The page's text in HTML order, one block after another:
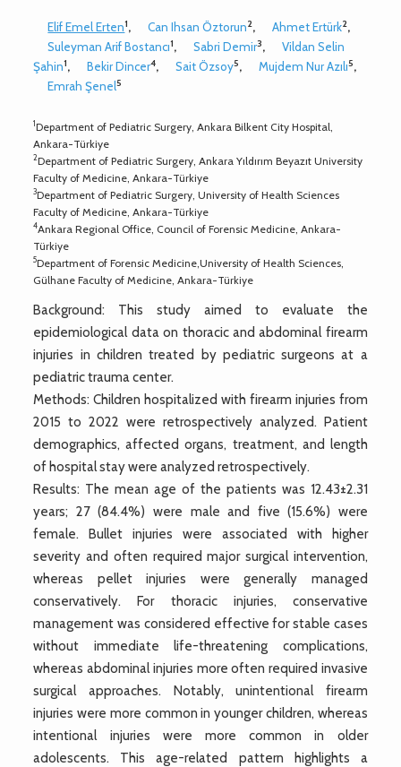
Elif Emel Erten1, Can Ihsan Öztorun2, Ahmet Ertürk2,
Suleyman Arif Bostancı1, Sabri Demir3,
Vildan Selin
Şahin1, Bekir Dincer4, Sait Özsoy5, Mujdem Nur Azılı5,
Emrah Şenel5
1Department of Pediatric Surgery, Ankara Bilkent City Hospital,
Ankara-Türkiye
2Department of Pediatric Surgery, Ankara Yıldırım Beyazıt University
Faculty of Medicine, Ankara-Türkiye
3Department of Pediatric Surgery, University of Health Sciences
Faculty of Medicine, Ankara-Türkiye
4Ankara Regional Office, Council of Forensic Medicine, Ankara-
Türkiye
5Department of Forensic Medicine,University of Health Sciences,
Gülhane Faculty of Medicine, Ankara-Türkiye
Background: This study aimed to evaluate the
epidemiological data on thoracic and abdominal firearm
injuries in children treated by pediatric surgeons at a
pediatric trauma center.
Methods: Children hospitalized with firearm injuries from
2015 to 2022 were retrospectively analyzed. Patient
demographics, affected organs, treatment, and length
of hospital stay were analyzed retrospectively.
Results: The mean age of the patients was 12.43±2.31
years; 27 (84.4%) were male and five (15.6%) were
female. Bullet injuries were associated with higher
severity and often required major surgical intervention,
whereas pellet injuries were generally managed
conservatively. For thoracic injuries, conservative
management was considered effective for stable cases
without immediate life-threatening complications,
whereas abdominal injuries more often required invasive
surgical approaches. Notably, unintentional firearm
injuries were more common in younger children, whereas
intentional injuries were more common in older
adolescents. This age-related pattern highlights a